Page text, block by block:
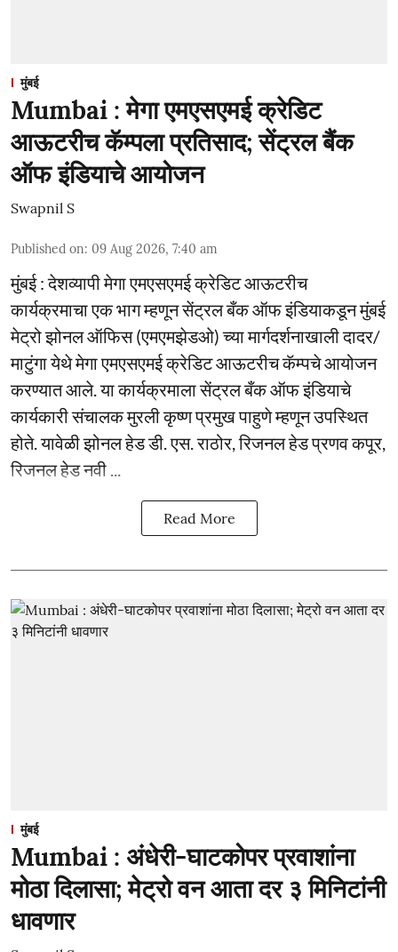
मुंबई
Mumbai : मेगा एमएसएमई क्रेडिट
आऊटरीच कॅम्पला प्रतिसाद; सेंट्रल बैंक
ऑफ इंडियाचे आयोजन
Swapnil S
Published on: 09 Aug 2026, 7:40 am
मुंबई : देशव्यापी मेगा एमएसएमई क्रेडिट आऊटरीच
कार्यक्रमाचा एक भाग म्हणून सेंट्रल बँक ऑफ इंडियाकडून मुंबई
मेट्रो झोनल ऑफिस (एमएमझेडओ) च्या मार्गदर्शनाखाली दादर/
माटुंगा येथे मेगा एमएसएमई क्रेडिट आऊटरीच कॅम्पचे आयोजन
करण्यात आले. या कार्यक्रमाला सेंट्रल बँक ऑफ इंडियाचे
कार्यकारी संचालक मुरली कृष्ण प्रमुख पाहुणे म्हणून उपस्थित
होते. यावेळी झोनल हेड डी. एस. राठोर, रिजनल हेड प्रणव कपूर,
रिजनल हेड नवी ...
Read More
मुंबई
Mumbai : अंधेरी-घाटकोपर प्रवाशांना
मोठा दिलासा; मेट्रो वन आता दर ३ मिनिटांनी
धावणार